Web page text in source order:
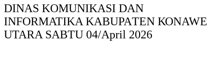
DINAS KOMUNIKASI DAN
INFORMATIKA KABUPAΤΕΝ ΚΟNAWE
UTARA SABTU 04/April 2026